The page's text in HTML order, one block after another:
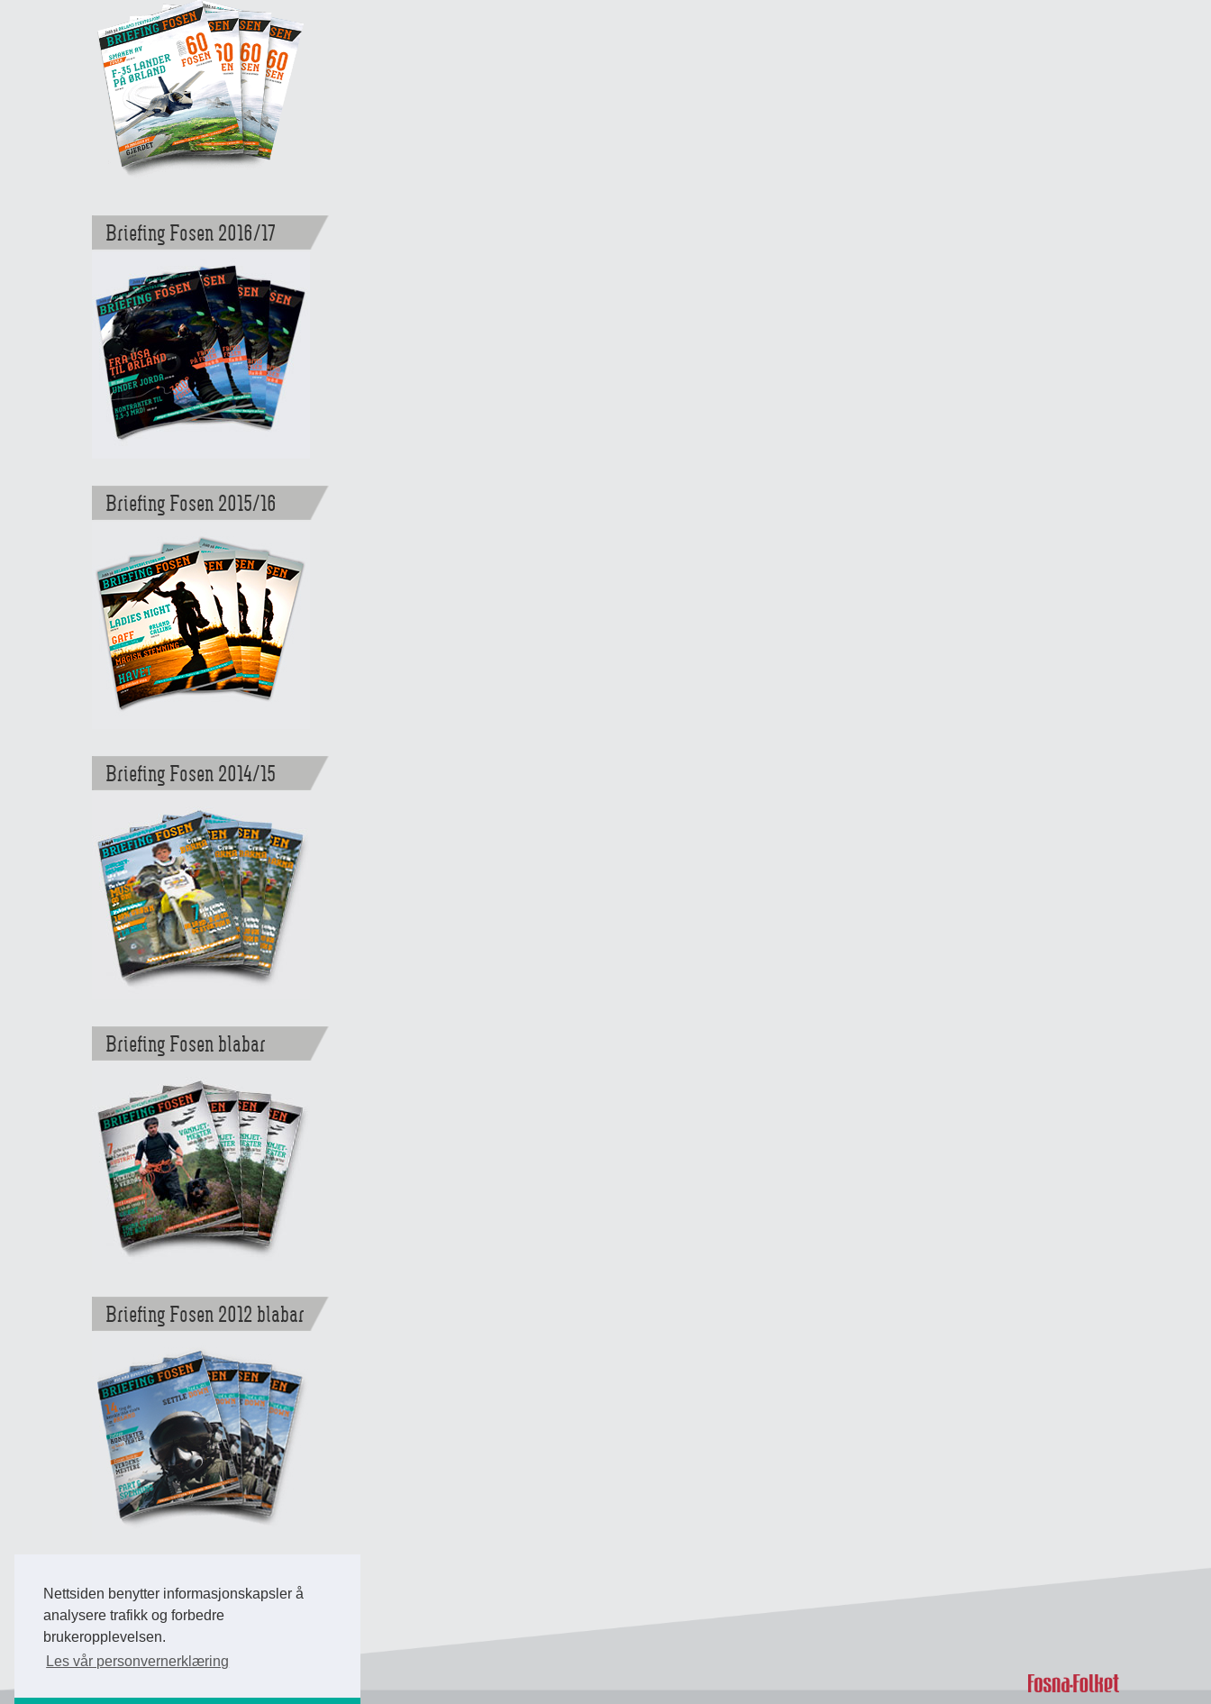
Nettsiden benytter informasjonskapsler å
analysere trafikk og forbedre
brukeropplevelsen.
Les vår personvernerklæring
Briefing Fosen 2016/17
Briefing Fosen 2015/16
Briefing Fosen 2014/15
Briefing Fosen blabar
Briefing Fosen 2012 blabar
Back to Top